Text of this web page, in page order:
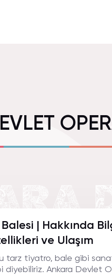
| Hakkında
ve Ulaşım
tarz tiyatro, bale gibi
diyebiliriz. Ankara Devlet